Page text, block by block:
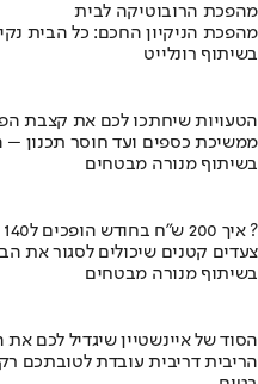
מהפכת הרובוטיקה לבית
מהפכת הניקיון החכם: כל הבית
בשיתוף רונלייט
הטעויות שיחתכו לכם את קצבת
ממשיכת כספים ועד חוסר תכנון
בשיתוף מנורה מבטחים
איך 200 ש"ח בחודש הופכים ל140 אלף ?
צעדים קטנים שיכולים לסגור את
בשיתוף מנורה מבטחים
הסוד של איינשטיין שיגדיל לכם את
הריבית דריבית עובדת לטובתכם